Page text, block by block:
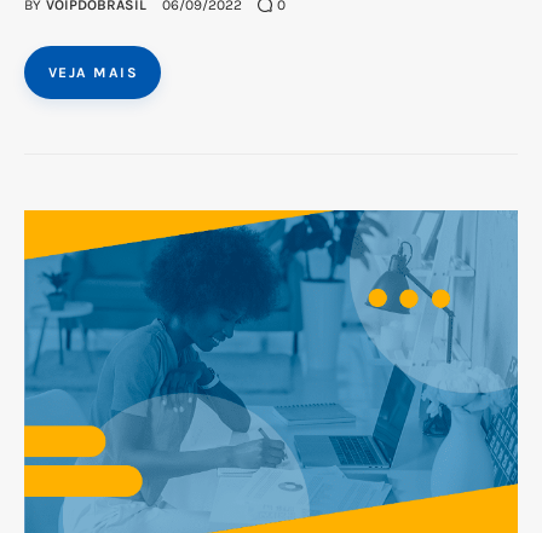
BY VOIPDOBRASIL 06/09/2022 0
VEJA MAIS